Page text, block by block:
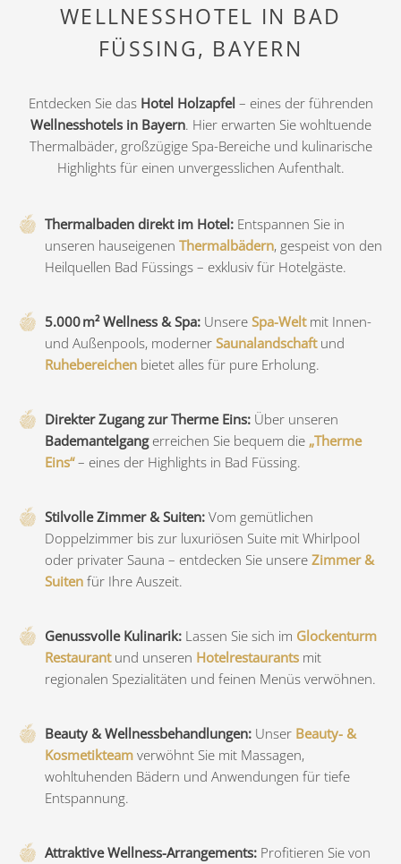
WELLNESSHOTEL IN BAD
FÜSSING, BAYERN
Entdecken Sie das Hotel Holzapfel – eines der führenden
Wellnesshotels in Bayern. Hier erwarten Sie wohltuende
Thermalbäder, großzügige Spa-Bereiche und kulinarische
Highlights für einen unvergesslichen Aufenthalt.
Thermalbaden direkt im Hotel: Entspannen Sie in
unseren hauseigenen Thermalbädern, gespeist von den
Heilquellen Bad Füssings – exklusiv für Hotelgäste.
5.000 m² Wellness & Spa: Unsere Spa-Weltmit Innen-
und Außenpools, moderner Saunalandschaftund
Ruhebereichen bietet alles für pure Erholung.
Direkter Zugang zur Therme Eins: Über unseren
Bademantelgangerreichen Sie bequem die „Therme
Eins“– eines der Highlights in Bad Füssing.
Stilvolle Zimmer & Suiten: Vom gemütlichen
Doppelzimmer bis zur luxuriösen Suite mit Whirlpool
oder privater Sauna – entdecken Sie unsere Zimmer &
Suiten für Ihre Auszeit.
Genussvolle Kulinarik: Lassen Sie sich im Glockenturm
Restaurantund unseren Hotelrestaurants mit
regionalen Spezialitäten und feinen Menüs verwöhnen.
Beauty & Wellnessbehandlungen: Unser Beauty- &
Kosmetikteam verwöhnt Sie mit Massagen,
wohltuhenden Bädern und Anwendungen für tiefe
Entspannung.
Attraktive Wellness-Arrangements: Profitieren Sie von